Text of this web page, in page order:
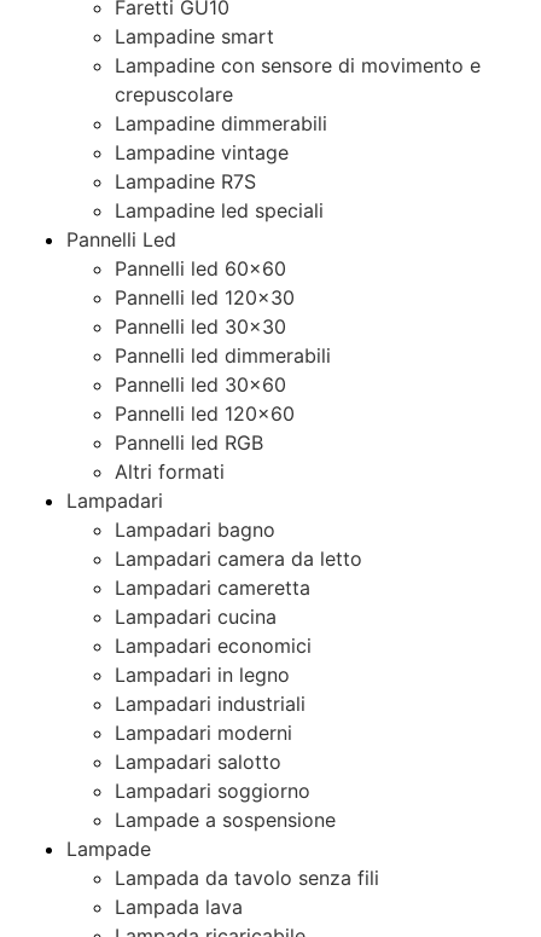
Faretti GU10
Lampadine smart
Lampadine con sensore di movimento e
crepuscolare
Lampadine dimmerabili
Lampadine vintage
Lampadine R7S
Lampadine led speciali
Pannelli Led
Pannelli led 60×60
Pannelli led 120×30
Pannelli led 30×30
Pannelli led dimmerabili
Pannelli led 30×60
Pannelli led 120×60
Pannelli led RGB
Altri formati
Lampadari
Lampadari bagno
Lampadari camera da letto
Lampadari cameretta
Lampadari cucina
Lampadari economici
Lampadari in legno
Lampadari industriali
Lampadari moderni
Lampadari salotto
Lampadari soggiorno
Lampade a sospensione
Lampade
Lampada da tavolo senza fili
Lampada lava